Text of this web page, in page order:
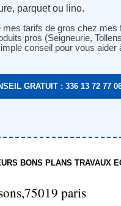
parquet ou lino.
mes tarifs de gros chez mes
pros (Seigneurie,
conseil pour vous aider
GRATUIT : 336 13 72 77
BONS PLANS TRAVAUX
paris